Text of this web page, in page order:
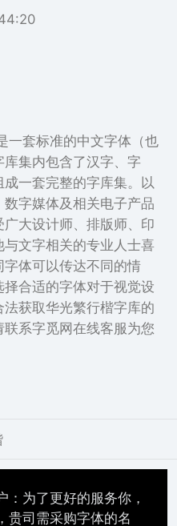
一套标准的中文字体（也
集内包含了汉字、字
一套完整的字库集。以
字媒体及相关电子产品
广大设计师、排版师、印
文字相关的专业人士喜
体可以传达不同的情
合适的字体对于视觉设
获取华光繁行楷字库的
系字觅网在线客服为您
：为了更好的服务你，
贵司需采购字体的名